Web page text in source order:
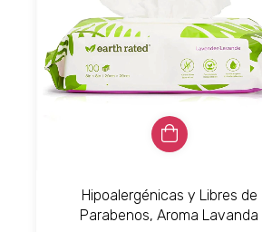
Hipoalergénicas y Libres de
Parabenos, Aroma Lavanda